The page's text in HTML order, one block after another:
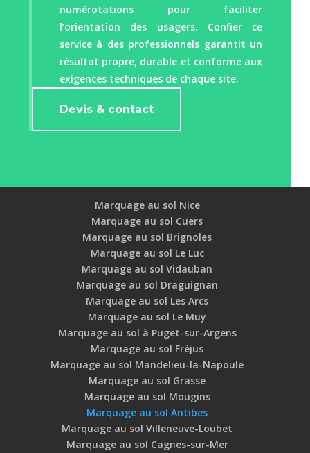
numérotations pour faciliter
l’orientation des usagers. Confier ce
service à des professionnels garantit un
résultat propre, durable et conforme aux
exigences techniques de chaque site.
Devis & contact
Marquage au sol Nice
Marquage au sol Cuers
Marquage au sol Brignoles
Marquage au sol Le Luc
Marquage au sol Vidauban
Marquage au sol Draguignan
Marquage au sol Les Arcs
Marquage au sol Le Muy
Marquage au sol à Puget-sur-Argens
Marquage au sol Fréjus
Marquage au sol Mandelieu-la-Napoule
Marquage au sol Grasse
Marquage au sol Mougins
Marquage au sol Antibes
Marquage au sol Villeneuve-Loubet
Marquage au sol Cagnes-sur-Mer